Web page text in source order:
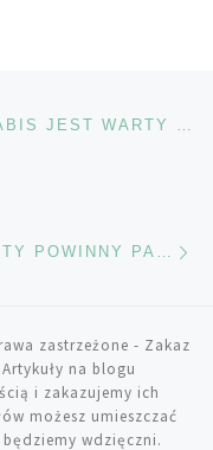
AMERYKAŃSKI RYNEK CANNABIS JEST WARTY 53 MILIARDY DOLARÓW
zastrzeżone - Zakaz
na blogu
i zakazujemy ich
możesz umieszczać
wdzięczni.